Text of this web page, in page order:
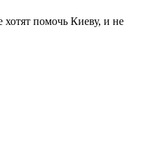
помочь Киеву, и не